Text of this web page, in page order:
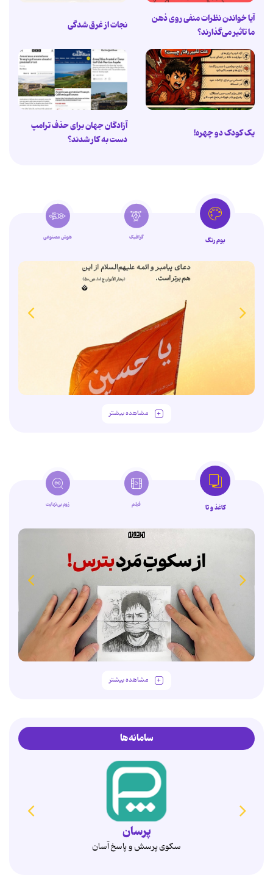
آیا خواندن نظرات منفی روی ذهن
ما تاثیر می‌گذارند؟
نجات از غرق شدگی
یک کودک دو چهره!
آزادگان جهان برای حذف ترامپ
دست به کار شدند؟
بوم رنگ گرافیک هوش مصنوعی
مشاهده بیشتر
کاغذ و تا فیلم زوم‌بی‌نهایت
مشاهده بیشتر
سامانه‌ها
همدم
انتخاب آگاهانه، ازدواج پایدار